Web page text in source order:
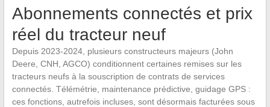
Abonnements connectés et prix
réel du tracteur neuf
Depuis 2023-2024, plusieurs constructeurs majeurs (John
Deere, CNH, AGCO) conditionnent certaines remises sur les
tracteurs neufs à la souscription de contrats de services
connectés. Télémétrie, maintenance prédictive, guidage GPS :
ces fonctions, autrefois incluses, sont désormais facturées sous